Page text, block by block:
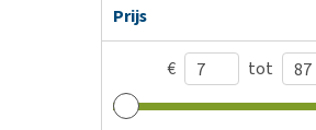
Prijs
€ tot